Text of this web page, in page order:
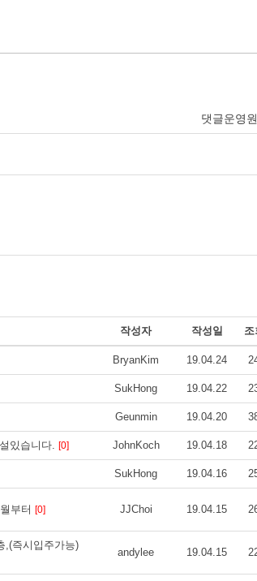
댓글운영
작성자 작성일 조
BryanKim 19.04.24
SukHong 19.04.22
Geunmin 19.04.20
있습니다. [0] JohnKoch 19.04.18
SukHong 19.04.16
부터 [0] JJChoi 19.04.15
,(즉시입주가능)
andylee 19.04.15